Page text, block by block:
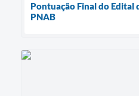
Pontuação Final do Edital
PNAB